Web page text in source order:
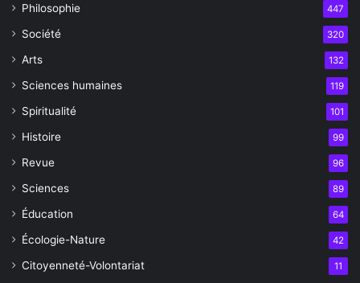
Philosophie 447
Société 320
Arts 132
Sciences humaines 119
Spiritualité 101
Histoire 99
Revue 96
Sciences 89
Éducation 64
Écologie-Nature 42
Citoyenneté-Volontariat 11